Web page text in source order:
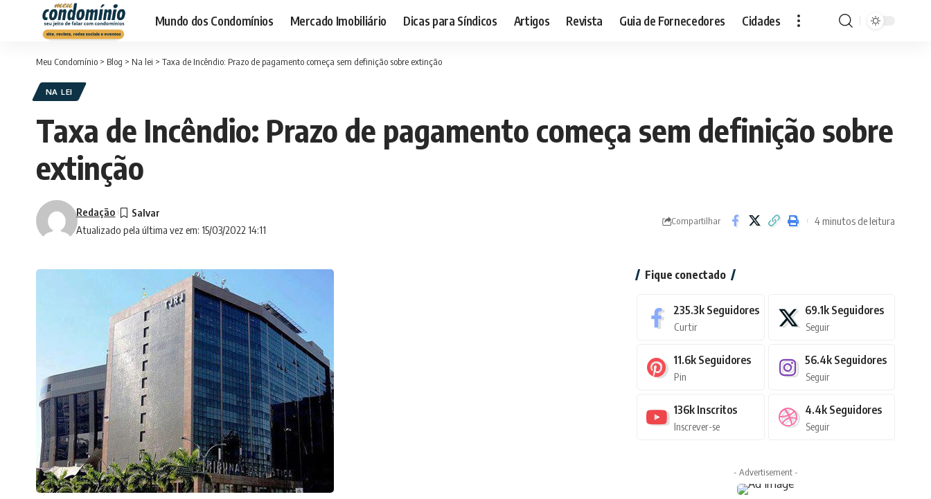
Mundo dos Condomínios Mercado Imobiliário Dicas para Síndicos Artigos Revista Guia de Fornecedores Cidades
Meu Condomínio > Blog > Na lei > Taxa de Incêndio: Prazo de pagamento começa sem definição sobre extinção
NA LEI
Taxa de Incêndio: Prazo de pagamento começa sem definição sobre
extinção
Atualizado pela última vez em: 15/03/2022 14:11
Redação
Compartilhar 4 minutos de leitura
Fique conectado
235.3k Seguidores
Curtir
69.1k Seguidores
Seguir
11.6k Seguidores
Pin
56.4k Seguidores
Seguir
136k Inscritos
Inscrever-se
4.4k Seguidores
Seguir
- Advertisement -